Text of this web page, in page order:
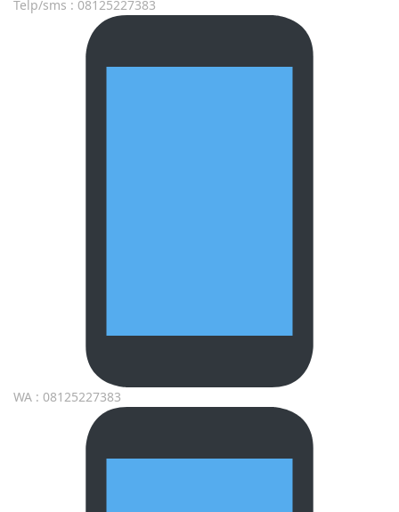
Telp/sms : 08125227383
WA : 08125227383